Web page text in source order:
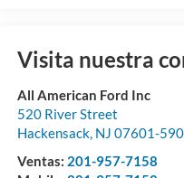
Visita nuestra
All American Ford Inc
520 River Street
Hackensack, NJ 07601-
Ventas: 201-957-7158